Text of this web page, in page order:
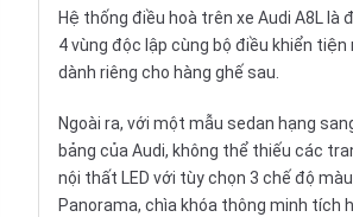
Hệ thống điều hoà trên xe Audi A8L là
4 vùng độc lập cùng bộ điều khiển tiện
dành riêng cho hàng ghế sau.
Ngoài ra, với một mẫu sedan hạng
bảng của Audi, không thể thiếu các
nội thất LED với tùy chọn 3 chế độ
Panorama, chìa khóa thông minh tích